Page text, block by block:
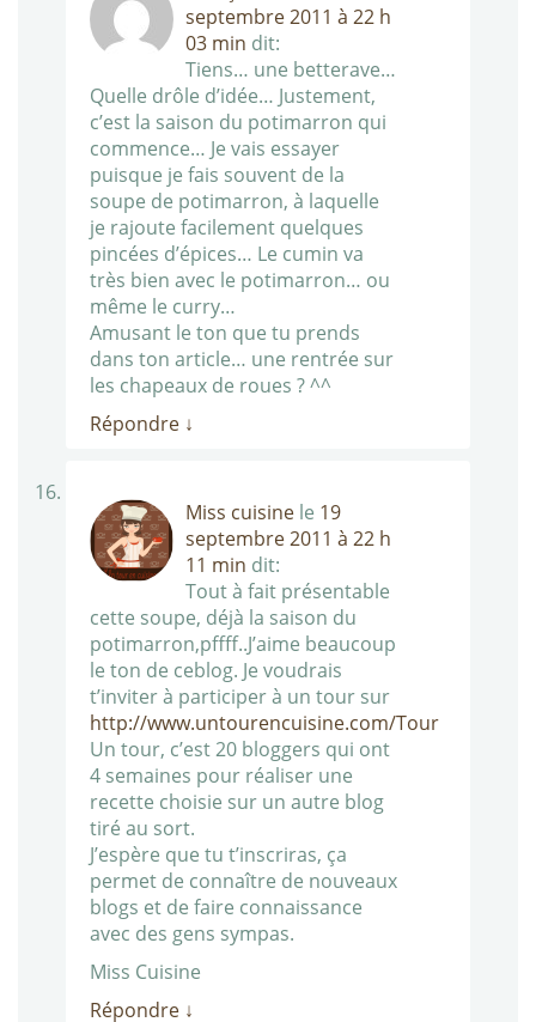
septembre 2011 à 22 h
03 min dit:
Tiens… une betterave…
Quelle drôle d’idée… Justement,
c’est la saison du potimarron qui
commence… Je vais essayer
puisque je fais souvent de la
soupe de potimarron, à laquelle
je rajoute facilement quelques
pincées d’épices… Le cumin va
très bien avec le potimarron… ou
même le curry…
Amusant le ton que tu prends
dans ton article… une rentrée sur
les chapeaux de roues ? ^^
Répondre ↓
Miss cuisine le 19
septembre 2011 à 22 h
11 min dit:
Tout à fait présentable
cette soupe, déjà la saison du
potimarron,pffff..J’aime beaucoup
le ton de ceblog. Je voudrais
t’inviter à participer à un tour sur
http://www.untourencuisine.com/Tour
Un tour, c’est 20 bloggers qui ont
4 semaines pour réaliser une
recette choisie sur un autre blog
tiré au sort.
J’espère que tu t’inscriras, ça
permet de connaître de nouveaux
blogs et de faire connaissance
avec des gens sympas.
Miss Cuisine
Répondre ↓